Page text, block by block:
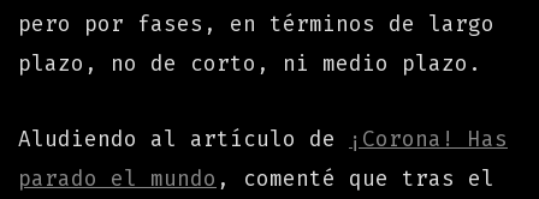
pero por fases, en términos de largo
plazo, no de corto, ni medio plazo.
Aludiendo al artículo de
¡Corona! Has
parado el mundo , comenté que tras el